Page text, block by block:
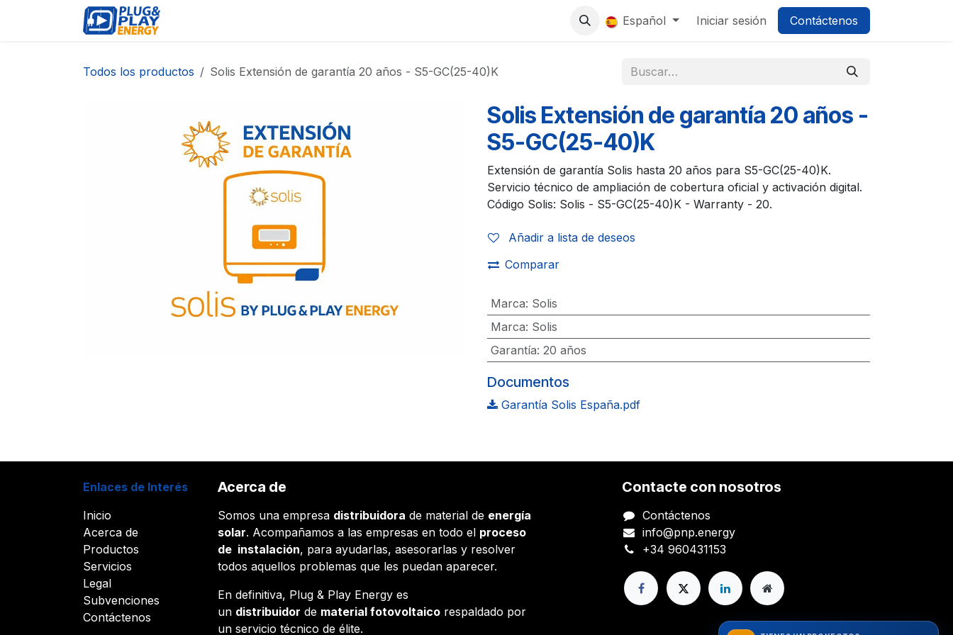
0 Español Iniciar sesión Contáctenos
Todos los productos Solis Extensión de garantía 20 años - S5-GC(25-40)K
Solis Extensión de garantía 20 años -
S5-GC(25-40)K
Extensión de garantía Solis hasta 20 años para S5-GC(25-40)K.
Servicio técnico de ampliación de cobertura oficial y activación digital.
Código Solis: Solis - S5-GC(25-40)K - Warranty - 20.
Añadir a lista de deseos
Comparar
Marca: Solis
Marca: Solis
Garantía: 20 años
Documentos
Garantía Solis España.pdf
Enlaces de Interés
Inicio
Acerca de
Productos
Servicios
Legal
Subvenciones
Contáctenos
Acerca de
Somos una empresa distribuidora de material de energía
solar. Acompañamos a las empresas en todo el proceso
de instalación, para ayudarlas, asesorarlas y resolver
todos aquellos problemas que les puedan aparecer.
En definitiva, Plug & Play Energy es
un distribuidor de material fotovoltaico respaldado por
un servicio técnico de élite.
Contacte con nosotros
Contáctenos
info@pnp.energy
+34 960431153